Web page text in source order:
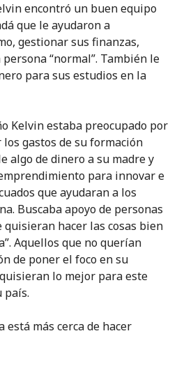
encontró un buen equipo
que le ayudaron a
gestionar sus finanzas,
“normal”. También le
para sus estudios en la
Kelvin estaba preocupado por
gastos de su formación
algo de dinero a su madre y
para innovar e
que ayudaran a los
Buscaba apoyo de personas
quisieran hacer las cosas bien
Aquellos que no querían
de poner el foco en su
lo mejor para este
país.
está más cerca de hacer